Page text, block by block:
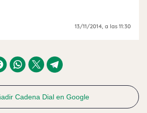
13/11/2014, a las 11:30
Cadena Dial en Google